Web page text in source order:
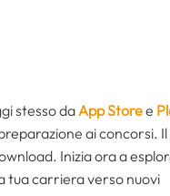
stesso daApp Storee
ai concorsi. Il
Inizia ora a
tua carriera verso nuovi